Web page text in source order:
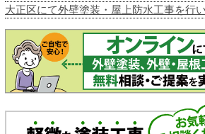
大正区にて外壁塗装・屋上防水工事を行